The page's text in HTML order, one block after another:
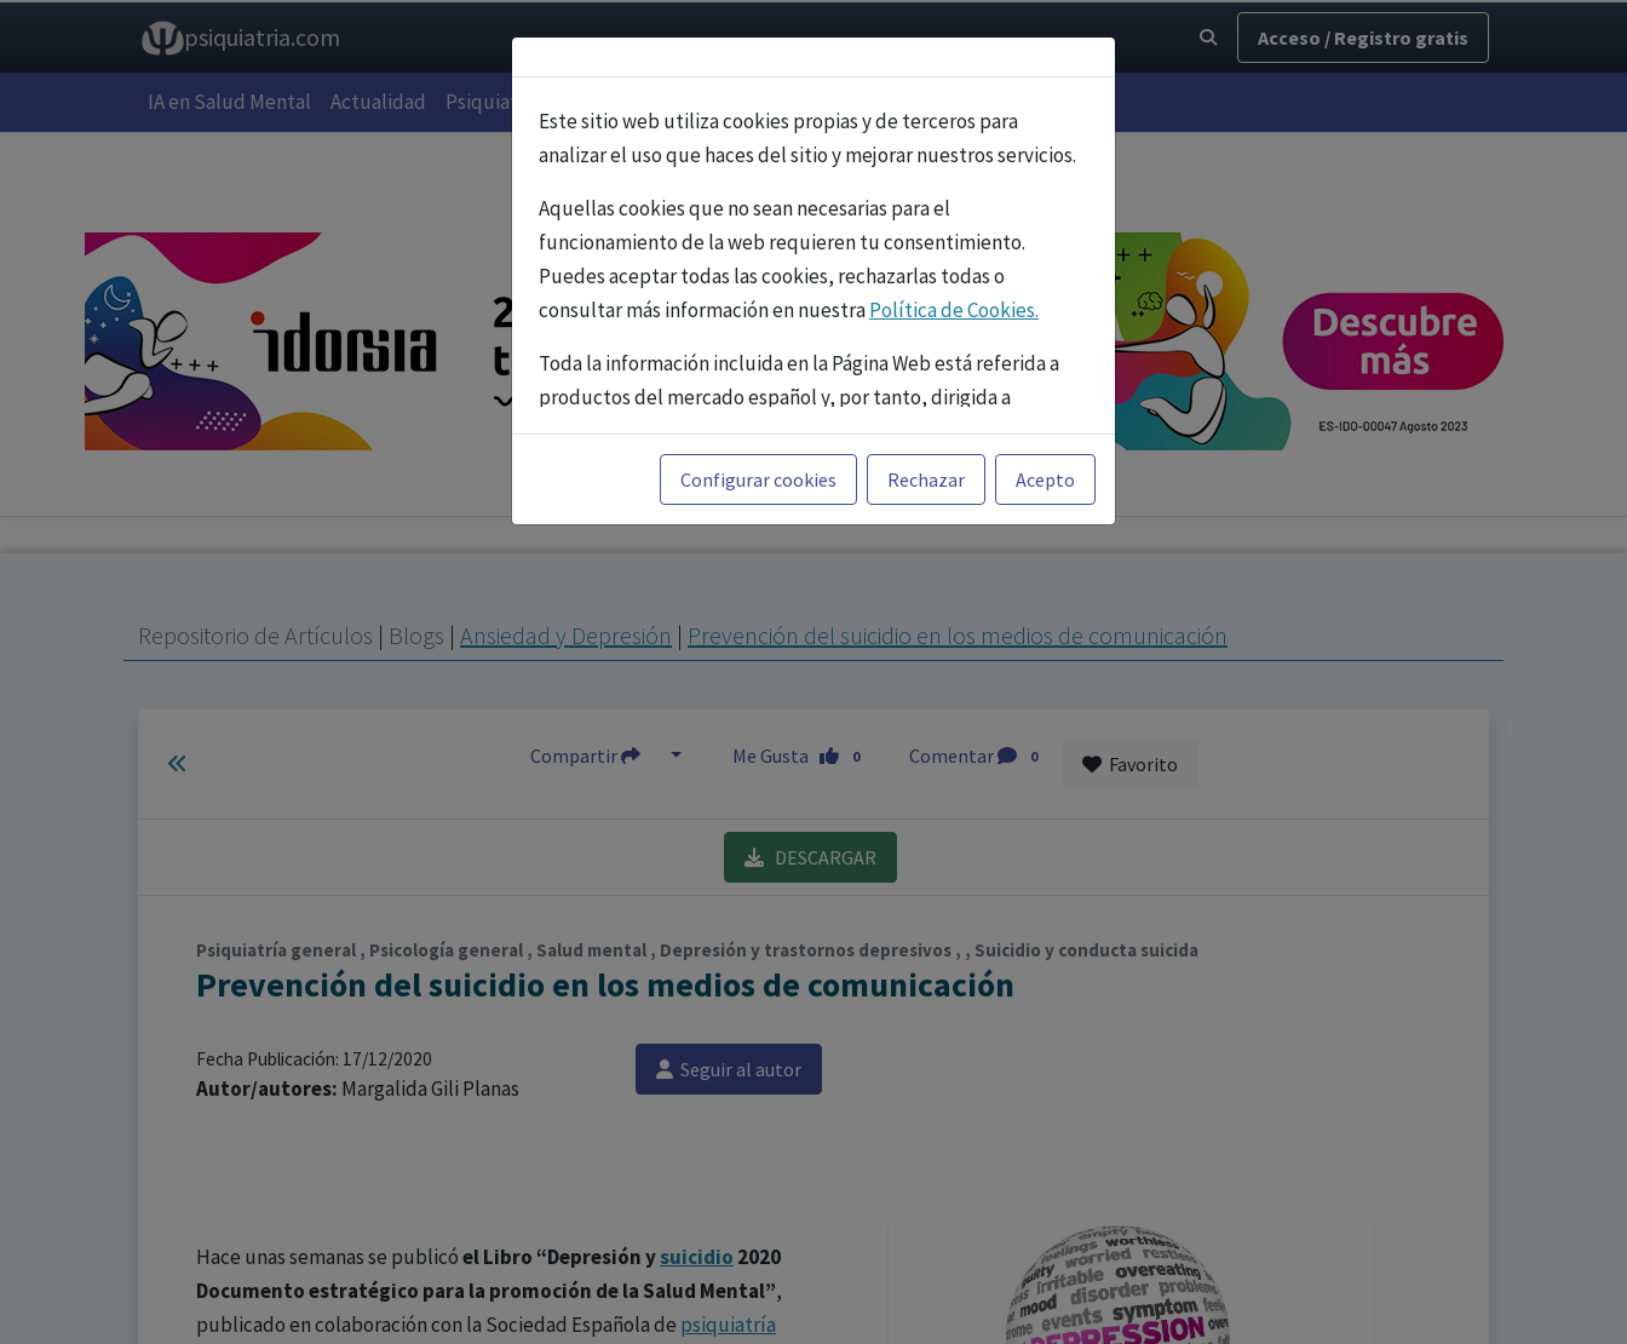
psiquiatria.com Acceso / Registro gratis
IA en Salud Mental Actualidad Psiquiatría
Este sitio web utiliza cookies propias y de terceros para
analizar el uso que haces del sitio y mejorar nuestros servicios.
Aquellas cookies que no sean necesarias para el
funcionamiento de la web requieren tu consentimiento.
Puedes aceptar todas las cookies, rechazarlas todas o
consultar más información en nuestraPolítica de Cookies.
Toda la información incluida en la Página Web está referida a
productos del mercado español y, por tanto, dirigida a
profesionales sanitarios legalmente facultados para
prescribir o dispensar medicamentos con ejercicio
profesional. La información técnica de los fármacos se facilita
a título meramente informativo, siendo responsabilidad de
a las necesidades del paciente.
Configurar cookies Rechazar Acepto
Repositorio de Artículos | Blogs | Ansiedad y Depresión | Prevención del suicidio en los medios de comunicación
Compartir Me Gusta 0 Comentar 0 Favorito
DESCARGAR
Psiquiatría general , Psicología general , Salud mental , Depresión y trastornos depresivos , , Suicidio y conducta suicida
Prevención del suicidio en los medios de comunicación
Fecha Publicación: 17/12/2020
Autor/autores: Margalida Gili Planas
Seguir al autor
Hace unas semanas se publicóel Libro “Depresión ysuicidio 2020
Documento estratégico para la promoción de la Salud Mental”,
publicado en colaboración con la Sociedad Española de psiquiatría